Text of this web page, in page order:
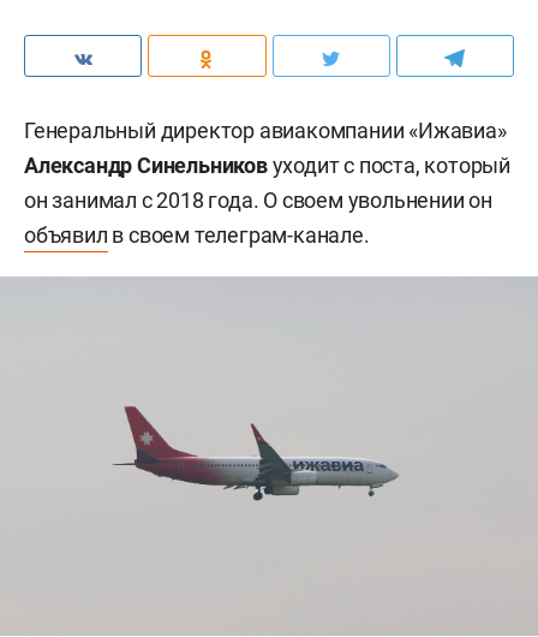
Генеральный директор авиакомпании «Ижавиа»
Александр Синельниковуходит с поста, который
он занимал с 2018 года. О своем увольнении он
объявил в своем телеграм-канале.